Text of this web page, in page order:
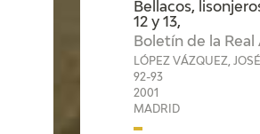
Bellacos,
12 y 13,
Boletín de la
LÓPEZ VÁZQUEZ,
92-93
2001
MADRID